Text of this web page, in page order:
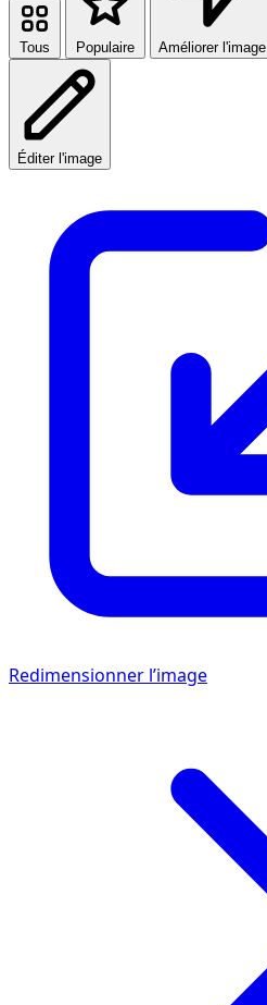
Tous Populaire Améliorer l'image
Éditer l'image
Redimensionner l’image